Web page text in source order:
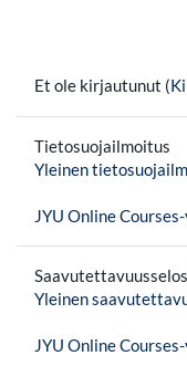
Et ole kirjautunut (
Tietosuojailmoitus
Yleinen
JYU Online
Yleinen
JYU Online